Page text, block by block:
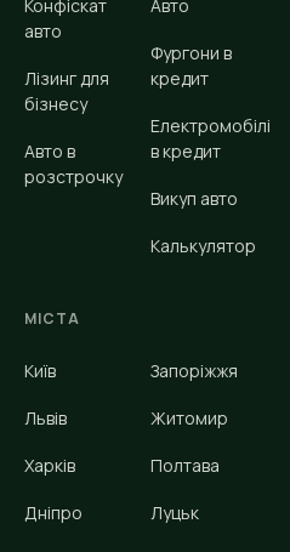
Конфіскат
авто
Лізинг для
бізнесу
Авто в
розстрочку
Авто
Фургони в
кредит
Електромобілі
в кредит
Викуп авто
Калькулятор
МІСТА
Київ
Львів
Харків
Дніпро
Запоріжжя
Житомир
Полтава
Луцьк